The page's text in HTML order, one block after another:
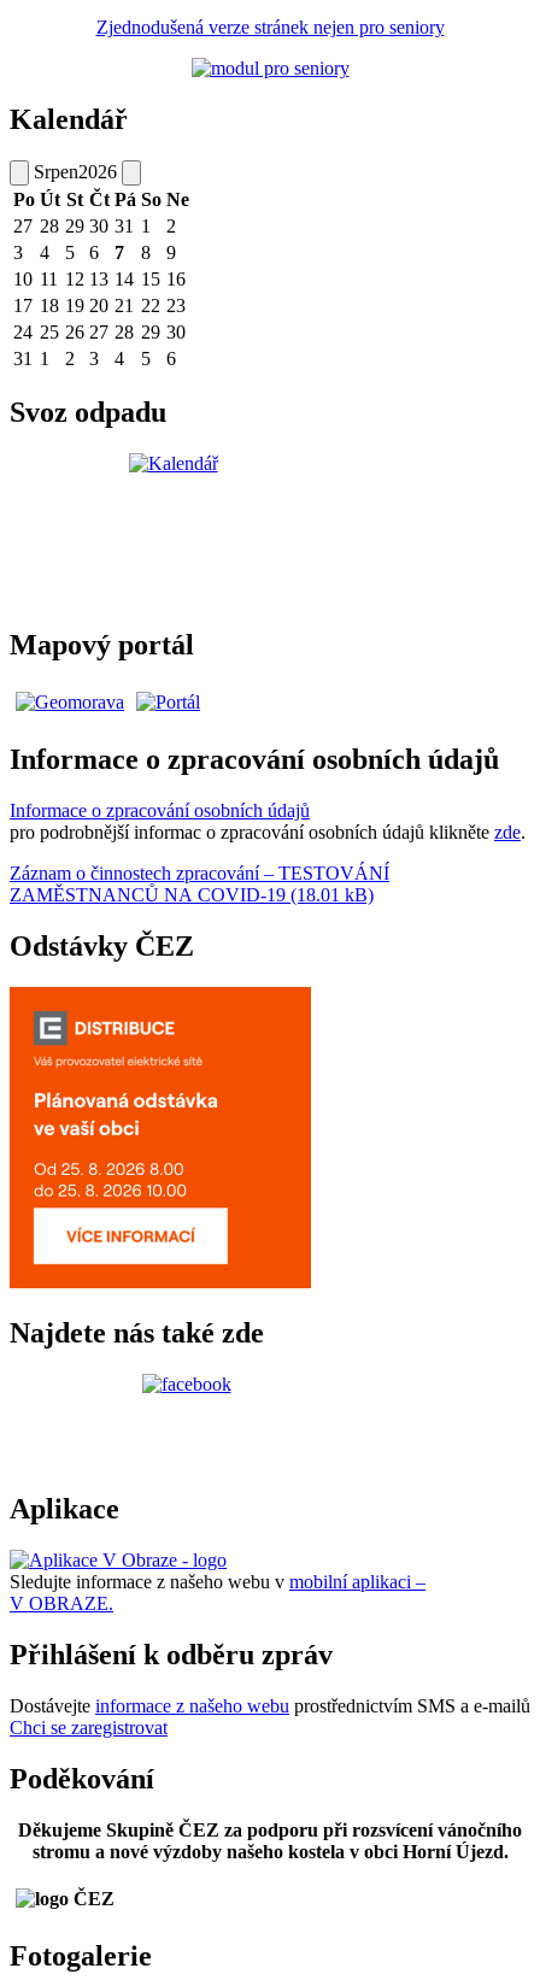
Zjednodušená verze stránek nejen pro seniory
Kalendář
Srpen2026
Po Út St Čt Pá So Ne
27 28 29 30 31 1
2
3
4 5 6 7 8
9
10 11 12 13 14 15 16
17 18 19 20 21 22 23
24 25 26 27 28 29 30
31 1 2 3 4 5 6
Svoz odpadu
Mapový portál
Informace o zpracování osobních údajů
Informace o zpracování osobních údajů
pro podrobnější informac o zpracování osobních údajů klikněte zde.
Záznam o činnostech zpracování – TESTOVÁNÍ
ZAMĚSTNANCŮ NA COVID-19 (18.01 kB)
Odstávky ČEZ
Najdete nás také zde
Aplikace
Sledujte informace z našeho webu v mobilní aplikaci –
V OBRAZE.
Přihlášení k odběru zpráv
Dostávejte informace z našeho webu prostřednictvím SMS a e-mailů
Chci se zaregistrovat
Poděkování
Děkujeme Skupině ČEZ za podporu při rozsvícení vánočního
stromu a nové výzdoby našeho kostela v obci Horní Újezd.
Fotogalerie